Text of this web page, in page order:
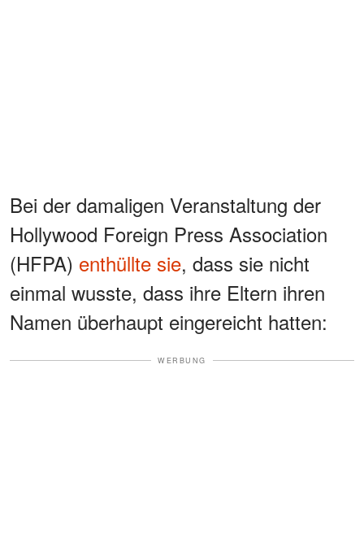
Bei der damaligen Veranstaltung der
Hollywood Foreign Press Association
(HFPA) enthüllte sie, dass sie nicht
einmal wusste, dass ihre Eltern ihren
Namen überhaupt eingereicht hatten:
WERBUNG